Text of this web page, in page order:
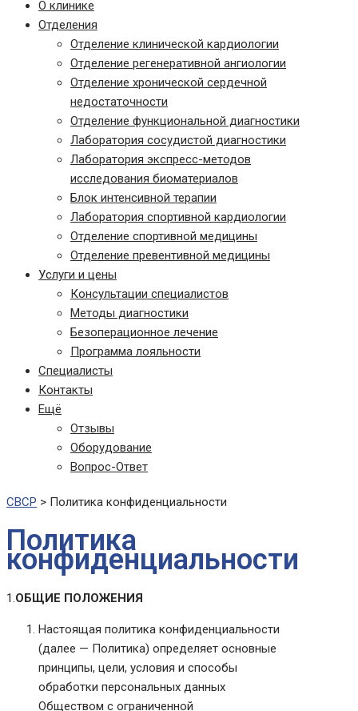
О клинике
Отделения
Отделение клинической кардиологии
Отделение регенеративной ангиологии
Отделение хронической сердечной
недостаточности
Отделение функциональной диагностики
Лаборатория сосудистой диагностики
Лаборатория экспресс-методов
исследования биоматериалов
Блок интенсивной терапии
Лаборатория спортивной кардиологии
Отделение спортивной медицины
Отделение превентивной медицины
Услуги и цены
Консультации специалистов
Методы диагностики
Безоперационное лечение
Программа лояльности
Специалисты
Контакты
Ещё
Отзывы
Оборудование
Вопрос-Ответ
СВСР > Политика конфиденциальности
Политика
конфиденциальности
1.ОБЩИЕ ПОЛОЖЕНИЯ
Настоящая политика конфиденциальности
(далее — Политика) определяет основные
принципы, цели, условия и способы
обработки персональных данных
Обществом с ограниченной